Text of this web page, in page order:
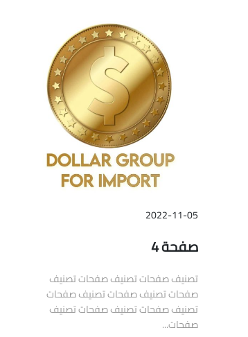
2022-11-05
صفحة 4
تصنيف صفحات تصنيف صفحات تصنيف
صفحات تصنيف صفحات تصنيف صفحات
تصنيف صفحات تصنيف صفحات تصنيف
صفحات...